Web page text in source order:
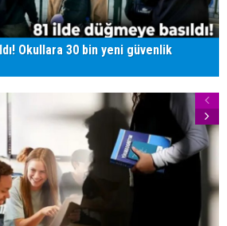
Okullara 30 bin yeni güvenlik